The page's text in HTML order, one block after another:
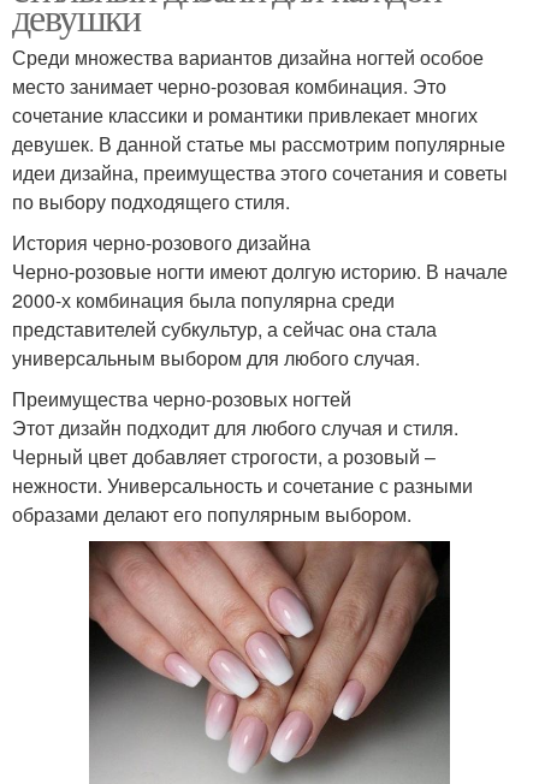
девушки
Среди множества вариантов дизайна ногтей особое
место занимает черно-розовая комбинация. Это
сочетание классики и романтики привлекает многих
девушек. В данной статье мы рассмотрим популярные
идеи дизайна, преимущества этого сочетания и советы
по выбору подходящего стиля.
История черно-розового дизайна
Черно-розовые ногти имеют долгую историю. В начале
2000-х комбинация была популярна среди
представителей субкультур, а сейчас она стала
универсальным выбором для любого случая.
Преимущества черно-розовых ногтей
Этот дизайн подходит для любого случая и стиля.
Черный цвет добавляет строгости, а розовый –
нежности. Универсальность и сочетание с разными
образами делают его популярным выбором.